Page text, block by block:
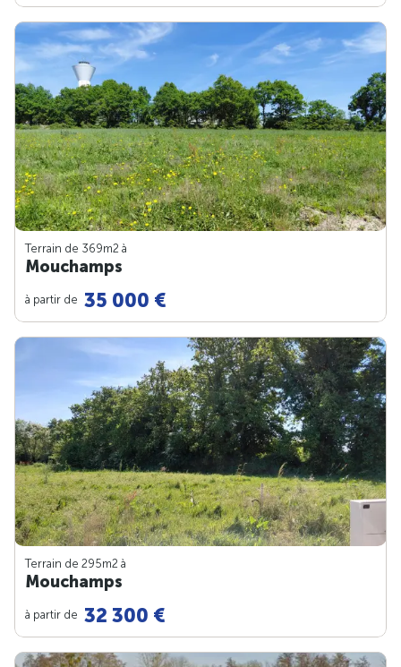
Terrain de 369m2 à
Mouchamps
à partir de 35 000 €
Terrain de 295m2 à
Mouchamps
à partir de 32 300 €